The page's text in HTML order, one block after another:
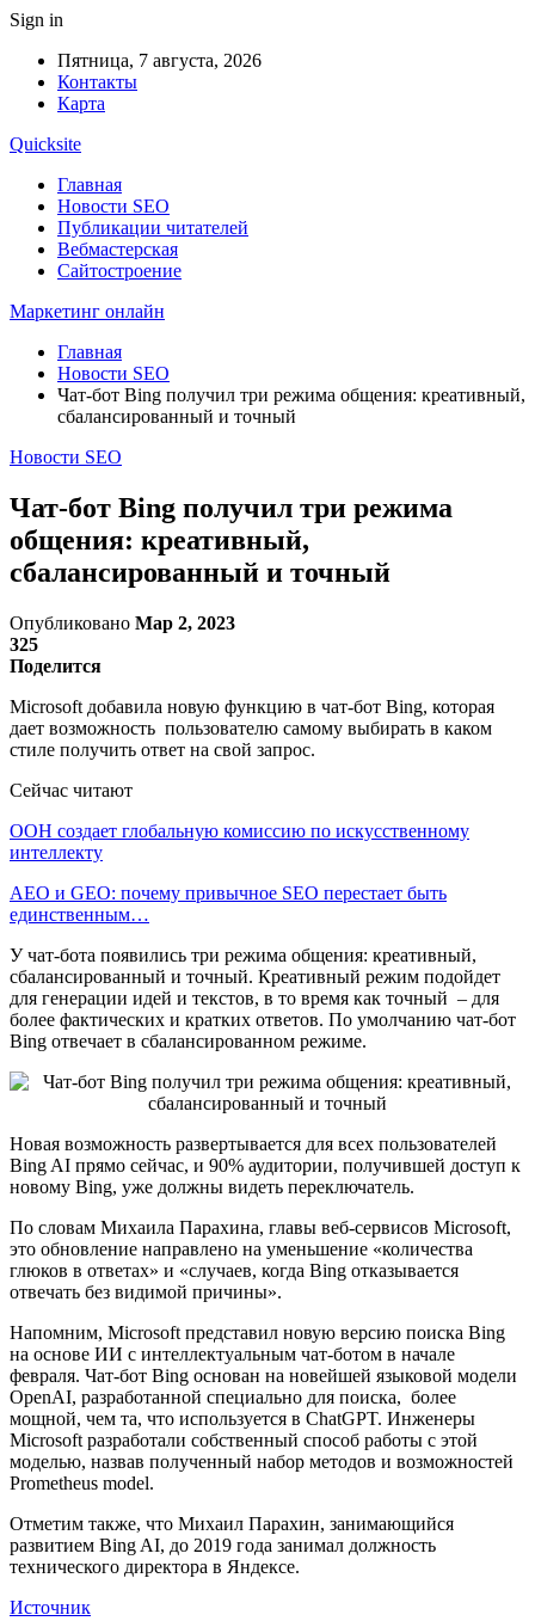
Sign in
Пятница, 7 августа, 2026
Контакты
Карта
Quicksite
Главная
Новости SEO
Публикации читателей
Вебмастерская
Сайтостроение
Маркетинг онлайн
Главная
Новости SEO
Чат-бот Bing получил три режима общения: креативный,
сбалансированный и точный
Новости SEO
Чат-бот Bing получил три режима
общения: креативный,
сбалансированный и точный
Опубликовано Мар 2, 2023
325
Поделится
Microsoft добавила новую функцию в чат-бот Bing, которая
дает возможность пользователю самому выбирать в каком
стиле получить ответ на свой запрос.
Сейчас читают
ООН создает глобальную комиссию по искусственному
интеллекту
AEO и GEO: почему привычное SEO перестает быть
единственным…
У чат-бота появились три режима общения: креативный,
сбалансированный и точный. Креативный режим подойдет
для генерации идей и текстов, в то время как точный – для
более фактических и кратких ответов. По умолчанию чат-бот
Bing отвечает в сбалансированном режиме.
Новая возможность развертывается для всех пользователей
Bing AI прямо сейчас, и 90% аудитории, получившей доступ к
новому Bing, уже должны видеть переключатель.
По словам Михаила Парахина, главы веб-сервисов Microsoft,
это обновление направлено на уменьшение «количества
глюков в ответах» и «случаев, когда Bing отказывается
отвечать без видимой причины».
Напомним, Microsoft представил новую версию поиска Bing
на основе ИИ с интеллектуальным чат-ботом в начале
февраля. Чат-бот Bing основан на новейшей языковой модели
OpenAI, разработанной специально для поиска, более
мощной, чем та, что используется в ChatGPT. Инженеры
Microsoft разработали собственный способ работы с этой
моделью, назвав полученный набор методов и возможностей
Prometheus model.
Отметим также, что Михаил Парахин, занимающийся
развитием Bing AI, до 2019 года занимал должность
технического директора в Яндексе.
Источник